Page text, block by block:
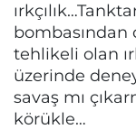
bombasından
tehlikeli olan
üzerinde
savaş mı
körükle…